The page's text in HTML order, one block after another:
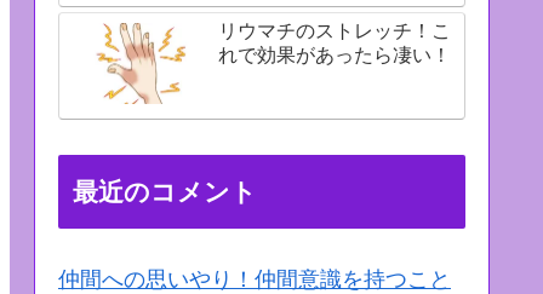
リウマチのストレッチ！こ
れで効果があったら凄い！
最近のコメント
仲間への思いやり！仲間意識を持つこと